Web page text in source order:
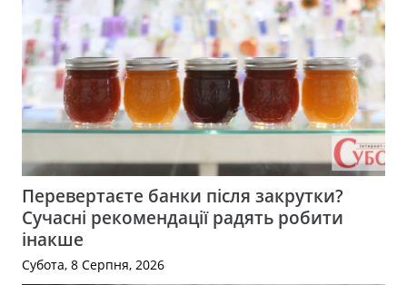
Перевертаєте банки після закрутки?
Сучасні рекомендації радять робити
інакше
Субота, 8 Серпня, 2026